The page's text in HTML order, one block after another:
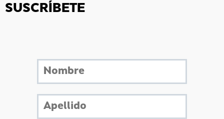
SUSCRÍBETE